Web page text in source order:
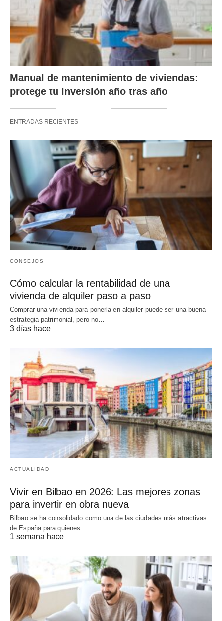
Manual de mantenimiento de viviendas:
protege tu inversión año tras año
ENTRADAS RECIENTES
CONSEJOS
Cómo calcular la rentabilidad de una
vivienda de alquiler paso a paso
Comprar una vivienda para ponerla en alquiler puede ser una buena
estrategia patrimonial, pero no…
3 días hace
ACTUALIDAD
Vivir en Bilbao en 2026: Las mejores zonas
para invertir en obra nueva
Bilbao se ha consolidado como una de las ciudades más atractivas
de España para quienes…
1 semana hace